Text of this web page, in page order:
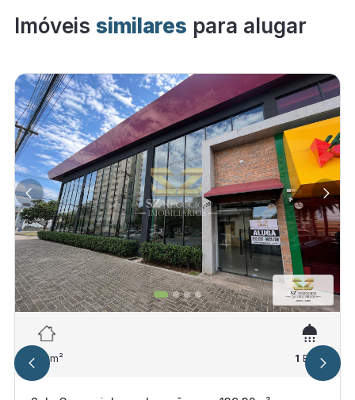
Imóveis similares para alugar
139m² 1 Ban.